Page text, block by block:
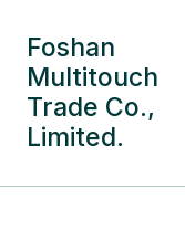
Foshan
Multitouch
Trade Co.,
Limited.